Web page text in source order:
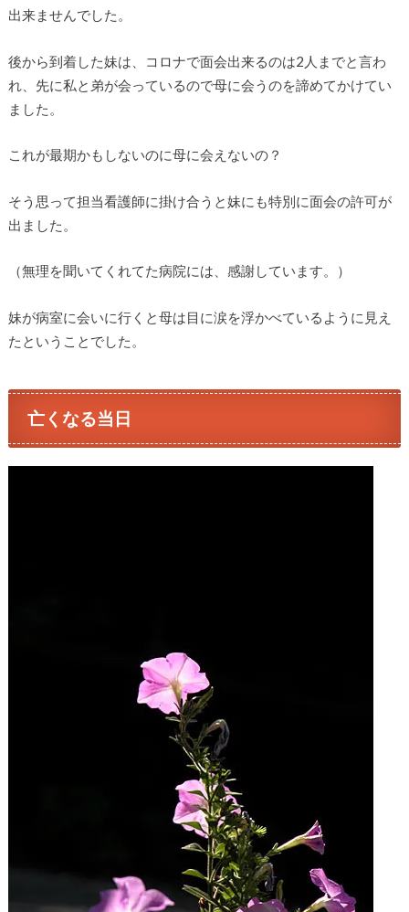
出来ませんでした。
後から到着した妹は、コロナで面会出来るのは2人までと言わ
れ、先に私と弟が会っているので母に会うのを諦めてかけてい
ました。
これが最期かもしないのに母に会えないの？
そう思って担当看護師に掛け合うと妹にも特別に面会の許可が
出ました。
（無理を聞いてくれてた病院には、感謝しています。）
妹が病室に会いに行くと母は目に涙を浮かべているように見え
たということでした。
亡くなる当日